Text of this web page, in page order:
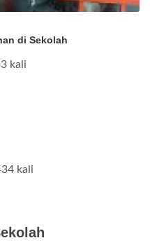
di Sekolah
kali
kali